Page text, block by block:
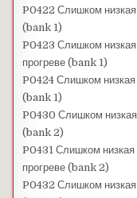
P0422 Слишком низкая
(bank 1)
P0423 Слишком низкая
прогреве (bank 1)
P0424 Слишком низкая
(bank 1)
P0430 Слишком низкая
(bank 2)
P0431 Слишком низкая
прогреве (bank 2)
P0432 Слишком низкая